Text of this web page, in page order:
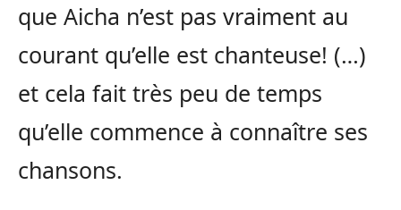
que Aicha n’est pas vraiment au
courant qu’elle est chanteuse! (…)
et cela fait très peu de temps
qu’elle commence à connaître ses
chansons.